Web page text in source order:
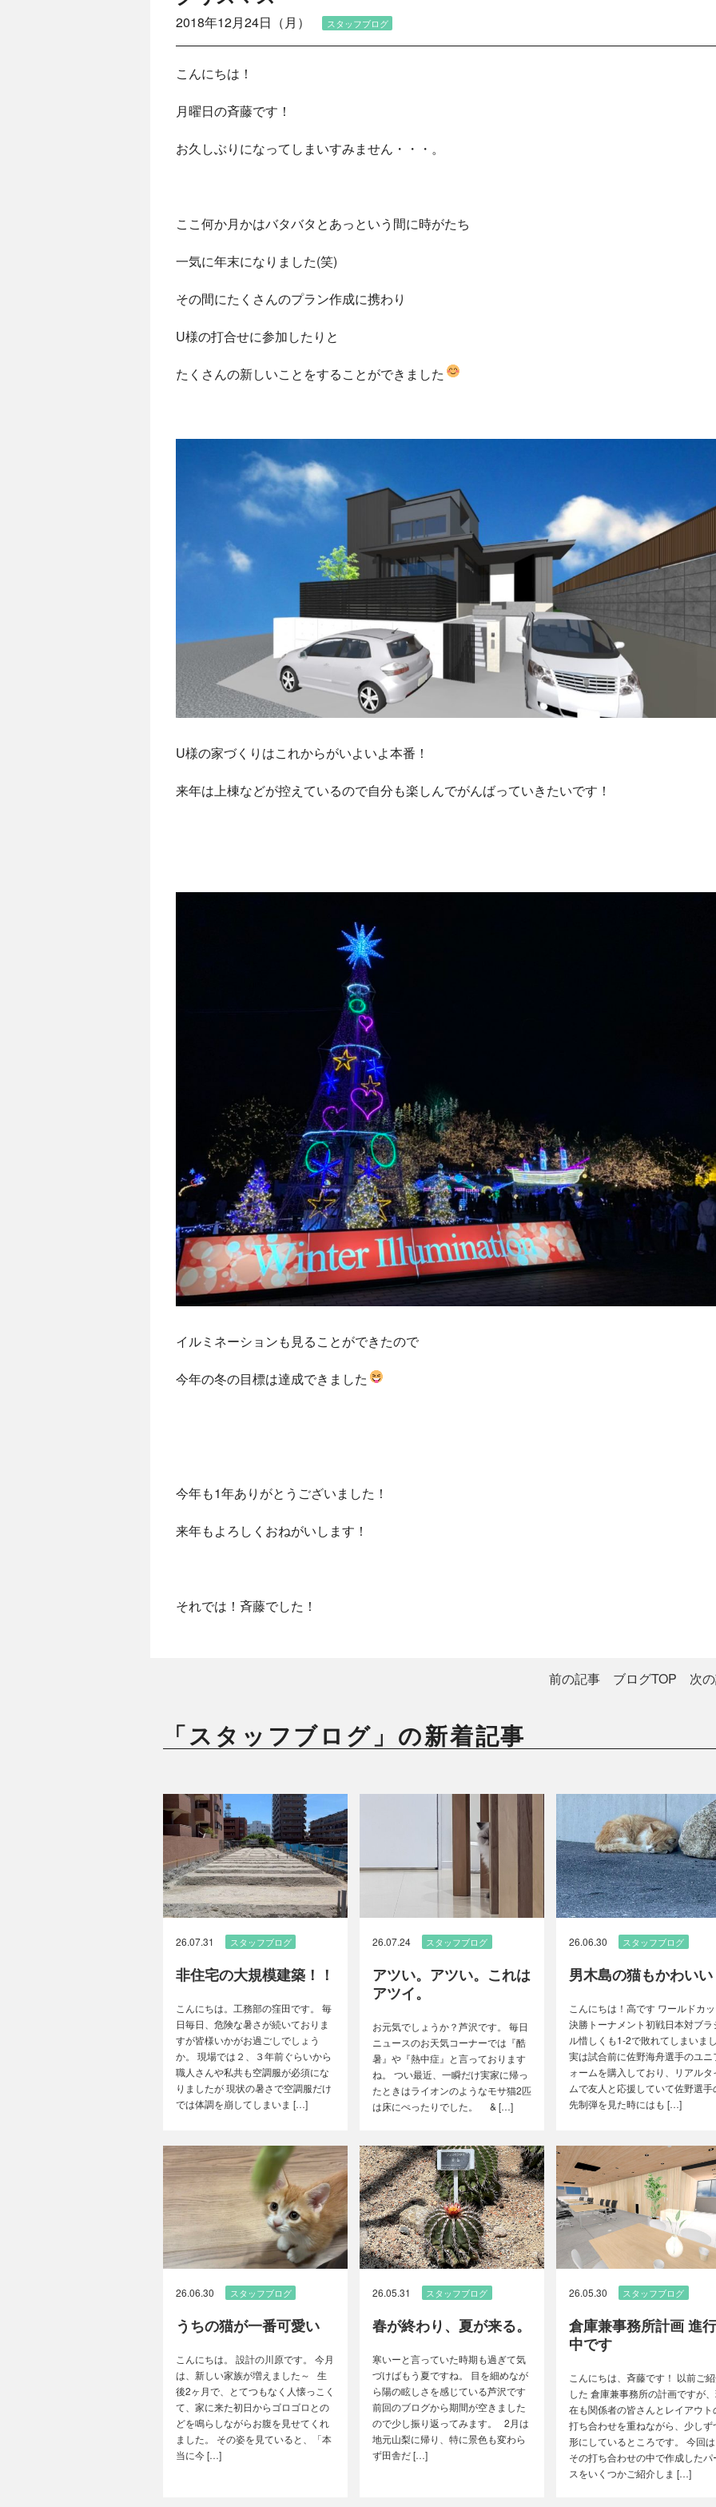
2018年12月24日（月） スタッフブログ
こんにちは！
月曜日の斉藤です！
お久しぶりになってしまいすみません・・・。
ここ何か月かはバタバタとあっという間に時がたち
一気に年末になりました(笑)
その間にたくさんのプラン作成に携わり
U様の打合せに参加したりと
たくさんの新しいことをすることができました
U様の家づくりはこれからがいよいよ本番！
来年は上棟などが控えているので自分も楽しんでがんばっていきたいです！
イルミネーションも見ることができたので
今年の冬の目標は達成できました
今年も1年ありがとうございました！
来年もよろしくおねがいします！
それでは！斉藤でした！
前の記事 ブログTOP 次
「スタッフブログ」の新着記事
26.07.31 スタッフブログ
非住宅の大規模建築！！
こんにちは。工務部の窪田です。 毎
日毎日、危険な暑さが続いておりま
すが皆様いかがお過ごしでしょう
か。 現場では２、３年前ぐらいから
職人さんや私共も空調服が必須にな
りましたが 現状の暑さで空調服だけ
では体調を崩してしまいま […]
26.07.24 スタッフブログ
アツい。アツい。これは
アツイ。
お元気でしょうか？芦沢です。 毎日
ニュースのお天気コーナーでは『酷
暑』や『熱中症』と言っております
ね。 つい最近、一瞬だけ実家に帰っ
たときはライオンのようなモサ猫2匹
は床にぺったりでした。 & […]
26.06.30 スタッフブログ
男木島の猫もかわいい
こんにちは！高です ワールドカ
決勝トーナメント初戦日本対ブラ
ル惜しくも1-2で敗れてしまいま
実は試合前に佐野海舟選手のユニ
ォームを購入しており、リアルタ
ムで友人と応援していて佐野選手
先制弾を見た時にはも […]
26.06.30 スタッフブログ
うちの猫が一番可愛い
こんにちは。 設計の川原です。 今月
は、新しい家族が増えました～ 生
後2ヶ月で、とてつもなく人懐っこく
て、家に来た初日からゴロゴロとの
どを鳴らしながらお腹を見せてくれ
ました。 その姿を見ていると、「本
当に今 […]
26.05.31 スタッフブログ
春が終わり、夏が来る。
寒いーと言っていた時期も過ぎて気
づけばもう夏ですね。 目を細めなが
ら陽の眩しさを感じている芦沢です
前回のブログから期間が空きました
ので少し振り返ってみます。 2月は
地元山梨に帰り、特に景色も変わら
ず田舎だ […]
26.05.30 スタッフブログ
倉庫兼事務所計画 進行
中です
こんにちは、斉藤です！ 以前ご
した 倉庫兼事務所の計画ですが
在も関係者の皆さんとレイアウト
打ち合わせを重ねながら、少しず
形にしているところです。 今回
その打ち合わせの中で作成したパ
スをいくつかご紹介しま […]